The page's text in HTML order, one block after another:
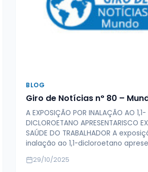
BLOG
Giro de Notícias n° 80 –
A EXPOSIÇÃO POR INALAÇÃO AO 1,1-
DICLOROETANO APRESENTARISCO
SAÚDE DO TRABALHADOR A
inalação ao 1,1-dicloroetano
29/10/2025